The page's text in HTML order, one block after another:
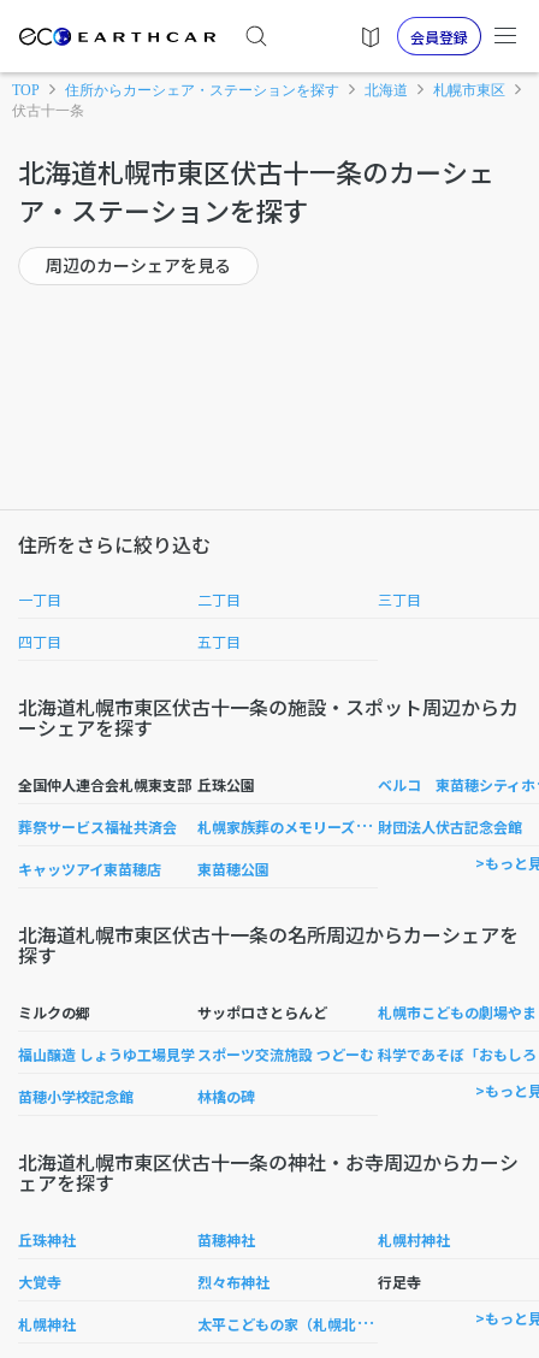
会員登録
TOP 住所からカーシェア・ステーションを探す 北海道
札幌市東区
伏古十一条
北海道札幌市東区伏古十一条のカーシェ
ア・ステーションを探す
周辺のカーシェアを見る
住所をさらに絞り込む
一丁目 二丁目 三丁目
四丁目 五丁目
北海道札幌市東区伏古十一条の施設・スポット周辺からカ
ーシェアを探す
全国仲人連合会札幌東支部 丘珠公園 ル
葬祭サービス福祉共済会 札
幌家族葬のメモリーズてんそう 財団法人伏古記念会館
キャッツアイ東苗穂店 東苗穂公園 >もっと
北海道札幌市東区伏古十一条の名所周辺からカーシェアを
探す
ミルクの郷 サッポロさとらんど
福山醸造 しょうゆ工場見学 スポーツ交流施設 つどーむ
苗穂小学校記念館 林檎の碑 >もっと
北海道札幌市東区伏古十一条の神社・お寺周辺からカーシ
ェアを探す
丘珠神社 苗穂神社 札幌村神社
大覚寺 烈々布神社 行足寺
札幌神社 太
平こどもの家（札幌北部教会） >もっと